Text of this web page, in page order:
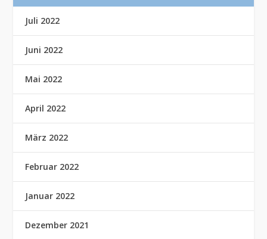
Juli 2022
Juni 2022
Mai 2022
April 2022
März 2022
Februar 2022
Januar 2022
Dezember 2021